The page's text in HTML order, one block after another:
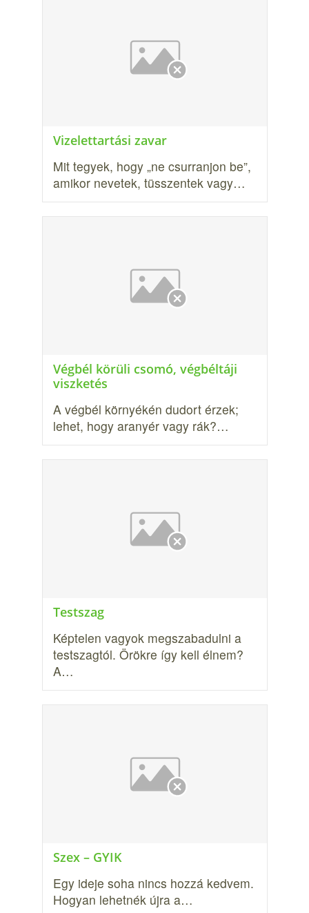
Vizelettartási zavar
Mit tegyek, hogy „ne csurranjon be”,
amikor nevetek, tüsszentek vagy…
Végbél körüli csomó, végbéltáji
viszketés
A végbél környékén dudort érzek;
lehet, hogy aranyér vagy rák?…
Testszag
Képtelen vagyok megszabadulni a
testszagtól. Örökre így kell élnem?
A…
Szex – GYIK
Egy ideje soha nincs hozzá kedvem.
Hogyan lehetnék újra a…